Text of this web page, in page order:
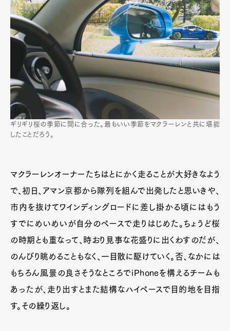
ギリギリ桜の季節に間に合った。最もいい季節をマクラーレンと共に堪能
したことだろう。
マクラーレンオーナーたちはとにかく走ることが大好きなよう
で、初日、アマン京都から隊列を組んで出発したと思いきや、
市内を抜けてワインディングロードに差し掛かる頃にはもう
すでにめいめいが自分のペースで走りはじめた。ちょうど桜
の時期とも重なって、時おり見事な花盛りに出くわすのだが、
のんびり眺めることもなく、一目散に駆けていく。否、なかには
もちろん風景の良さそうなところでiPhoneを構えるチームも
あったが、走り出すとまた結構なハイペースで目的地を目指
す。その繰り返し。